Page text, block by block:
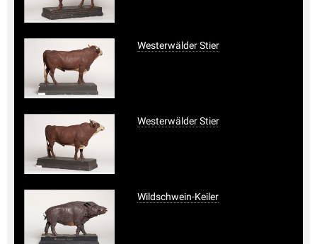
Westerwälder Stier
Westerwälder Stier
Wildschwein-Keiler